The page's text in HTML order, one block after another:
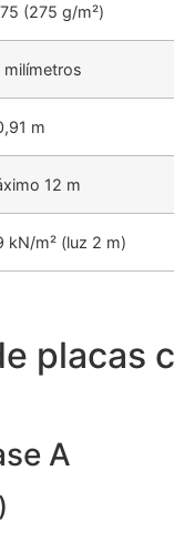
(275 g/m²)
milímetros
m
12 m
kN/m² (luz 2 m)
placas
A